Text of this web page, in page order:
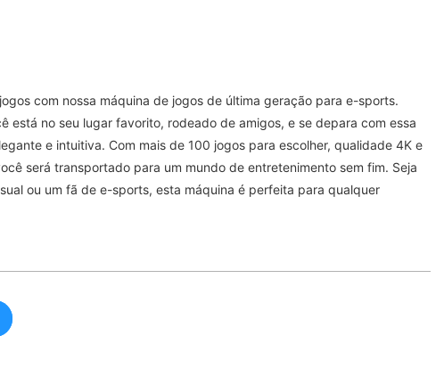
com nossa máquina de jogos de última geração para e-sports.
está no seu lugar favorito, rodeado de amigos, e se depara com essa
e intuitiva. Com mais de 100 jogos para escolher, qualidade 4K e
será transportado para um mundo de entretenimento sem fim. Seja
ou um fã de e-sports, esta máquina é perfeita para qualquer